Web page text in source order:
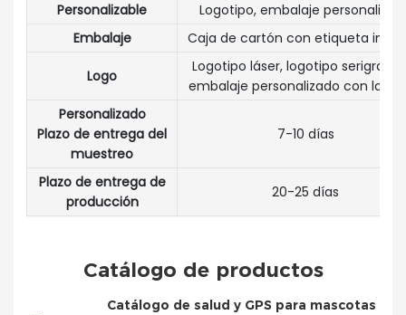
Personalizable
Logotipo, embalaje
Embalaje
Caja de cartón con etiqueta
Logo
Logotipo láser, logotipo
embalaje personalizado con
Personalizado
Plazo de entrega del
muestreo
7-10 días
Plazo de entrega de
producción
20-25 días
Catálogo de productos
Catálogo de salud y GPS para mascotas